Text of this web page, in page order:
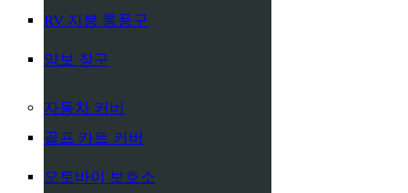
RV 지붕 통풍구
양보 창구
자동차 커버
골프 카트 커버
오토바이 보호소